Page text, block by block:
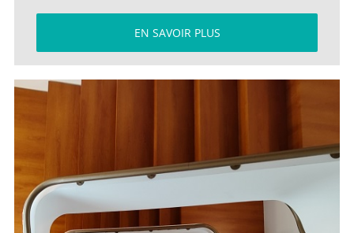
EN SAVOIR PLUS